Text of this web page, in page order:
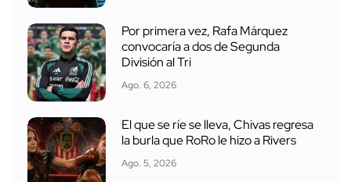
Por primera vez, Rafa Márquez
convocaría a dos de Segunda
División al Tri
Ago. 6, 2026
El que se ríe se lleva, Chivas regresa
la burla que RoRo le hizo a Rivers
Ago. 5, 2026